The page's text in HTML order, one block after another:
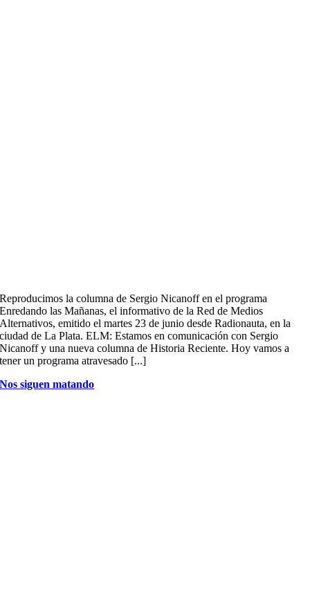
Reproducimos la columna de Sergio Nicanoff en el programa
Enredando las Mañanas, el informativo de la Red de Medios
Alternativos, emitido el martes 23 de junio desde Radionauta, en la
ciudad de La Plata. ELM: Estamos en comunicación con Sergio
Nicanoff y una nueva columna de Historia Reciente. Hoy vamos a
tener un programa atravesado [...]
Nos siguen matando